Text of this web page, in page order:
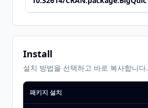
Install
설치 방법을 선택하고 바로 복사합니다.
패키지 설치